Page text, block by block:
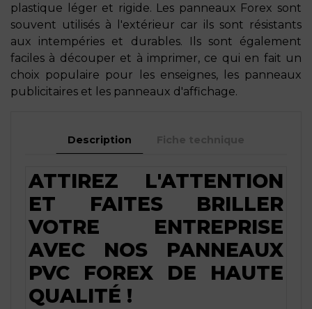
plastique léger et rigide. Les panneaux Forex sont
souvent utilisés à l'extérieur car ils sont résistants
aux intempéries et durables. Ils sont également
faciles à découper et à imprimer, ce qui en fait un
choix populaire pour les enseignes, les panneaux
publicitaires et les panneaux d'affichage.
Description Fiche technique
ATTIREZ L'ATTENTION
ET FAITES BRILLER
VOTRE ENTREPRISE
AVEC NOS PANNEAUX
PVC FOREX DE HAUTE
QUALITÉ !